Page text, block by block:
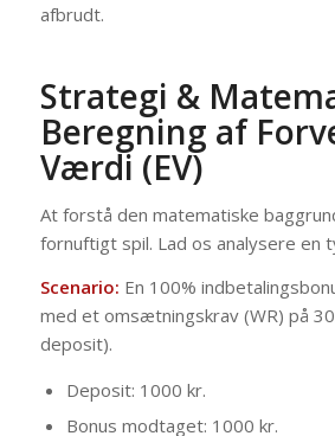
afbrudt.
Strategi &
Beregning af
Værdi (EV)
At forstå den matematiske
fornuftigt spil. Lad os analysere en
Scenario: En 100%
med et omsætningskrav (WR) på
deposit).
Deposit: 1000 kr.
Bonus modtaget: 1000 kr.